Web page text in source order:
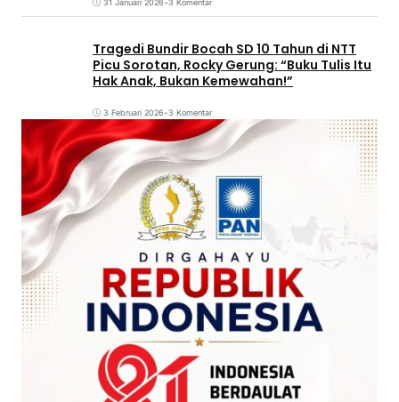
31 Januari 2026•3 Komentar
Tragedi Bundir Bocah SD 10 Tahun di NTT
Picu Sorotan, Rocky Gerung: “Buku Tulis Itu
Hak Anak, Bukan Kemewahan!”
3 Februari 2026•3 Komentar